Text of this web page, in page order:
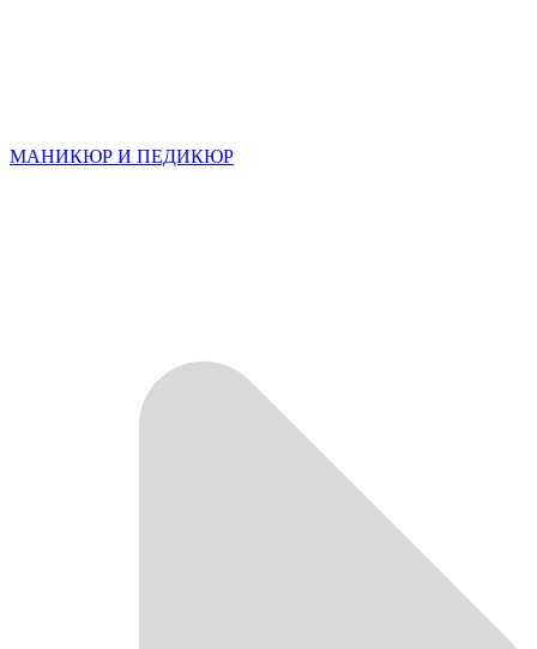
МАНИКЮР И ПЕДИКЮР